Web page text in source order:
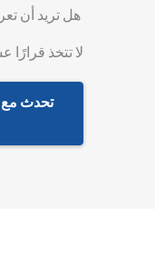
هل تريد أن
لا تتخذ قرارًا
تحدث